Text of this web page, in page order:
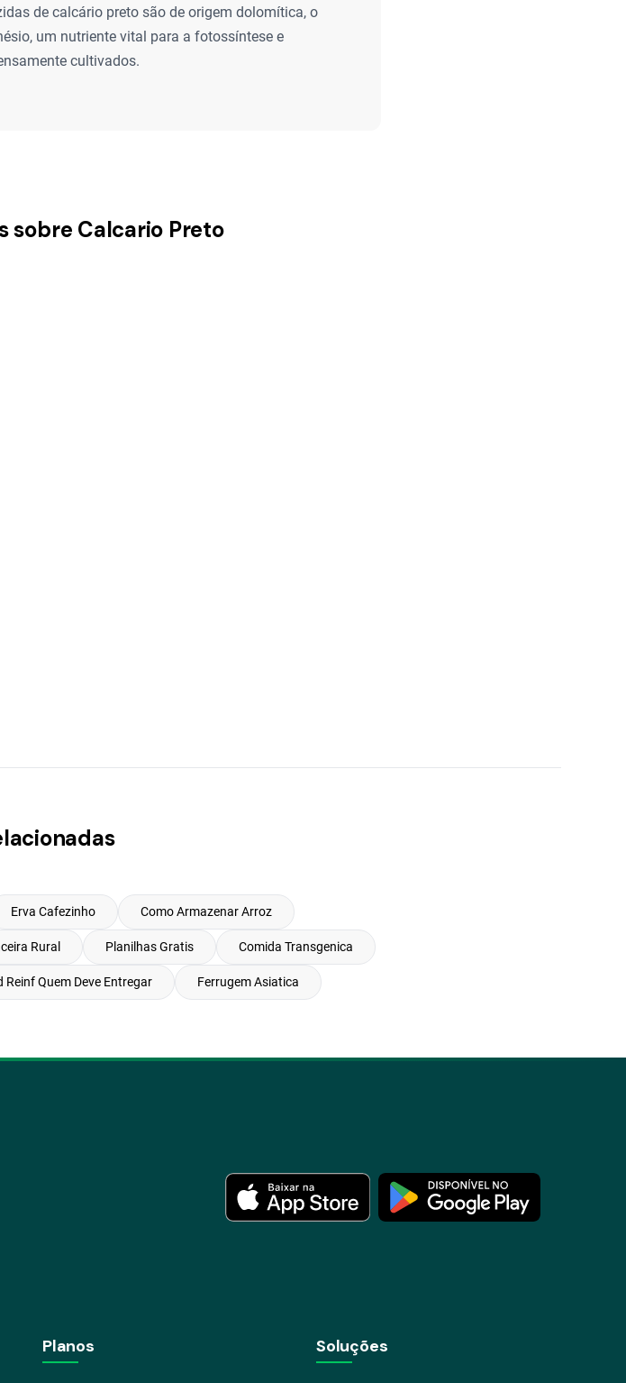
de calcário preto são de origem dolomítica, o
um nutriente vital para a fotossíntese e
cultivados.
sobre Calcario Preto
Erva Cafezinho Como Armazenar Arroz
Rural Planilhas Gratis Comida Transgenica
Reinf Quem Deve Entregar Ferrugem Asiatica
Planos Soluções